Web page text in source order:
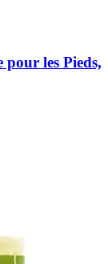
pour les Pieds,